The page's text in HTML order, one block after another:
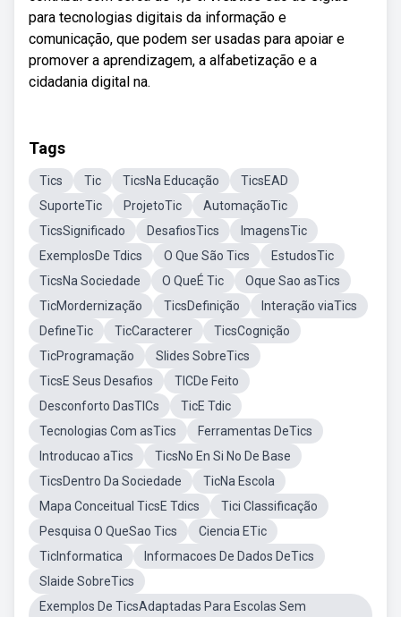
para tecnologias digitais da informação e
comunicação, que podem ser usadas para apoiar e
promover a aprendizagem, a alfabetização e a
cidadania digital na.
Tags
Tics Tic TicsNa Educação
TicsEAD
SuporteTic
ProjetoTic
AutomaçãoTic
TicsSignificado
DesafiosTics
ImagensTic
ExemplosDe Tdics
O Que São Tics
EstudosTic
TicsNa Sociedade
O QueÉ Tic
Oque Sao asTics
TicMordernização
TicsDefinição
Interação viaTics
DefineTic
TicCaracterer
TicsCognição
TicProgramação
Slides SobreTics
TicsE Seus Desafios
TICDe Feito
Desconforto DasTICs
TicE Tdic
Tecnologias Com asTics
Ferramentas DeTics
Introducao aTics
TicsNo En Si No De Base
TicsDentro Da Sociedade
TicNa Escola
Mapa Conceitual TicsE Tdics
Tici Classificação
Pesquisa O QueSao Tics
Ciencia ETic
TicInformatica
Informacoes De Dados DeTics
Slaide SobreTics
Exemplos De TicsAdaptadas Para Escolas Sem